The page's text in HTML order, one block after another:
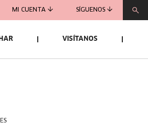
MI CUENTA SÍGUENOS
VISÍTANOS